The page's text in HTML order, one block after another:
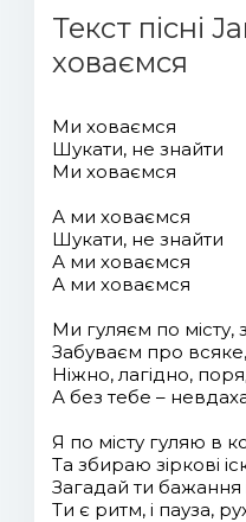
Текст пісні
ховаємся
Ми ховаємся
Шукати, не знайти
Ми ховаємся
А ми ховаємся
Шукати, не знайти
А ми ховаємся
А ми ховаємся
Ми гуляєм по місту,
Забуваєм про
Ніжно, лагідно,
А без тебе –
Я по місту гуляю в
Та збираю зіркові
Загадай ти бажання
Ти є ритм, і пауза,